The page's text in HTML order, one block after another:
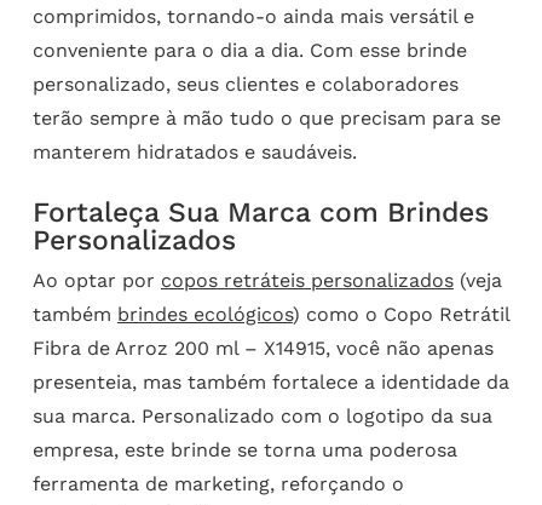
comprimidos, tornando-o ainda mais versátil e
conveniente para o dia a dia. Com esse brinde
personalizado, seus clientes e colaboradores
terão sempre à mão tudo o que precisam para se
manterem hidratados e saudáveis.
Fortaleça Sua Marca com Brindes
Personalizados
Ao optar por copos retráteis personalizados(veja
também brindes ecológicos) como o Copo Retrátil
Fibra de Arroz 200 ml – X14915, você não apenas
presenteia, mas também fortalece a identidade da
sua marca. Personalizado com o logotipo da sua
empresa, este brinde se torna uma poderosa
ferramenta de marketing, reforçando o